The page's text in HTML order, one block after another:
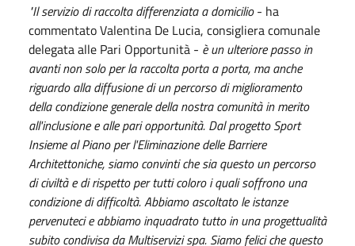
"Il servizio di raccolta differenziata a domicilio- ha
commentato Valentina De Lucia, consigliera comunale
delegata alle Pari Opportunità - è un ulteriore passo in
avanti non solo per la raccolta porta a porta, ma anche
riguardo alla diffusione di un percorso di miglioramento
della condizione generale della nostra comunità in merito
all'inclusione e alle pari opportunità. Dal progetto Sport
Insieme al Piano per l'Eliminazione delle Barriere
Architettoniche, siamo convinti che sia questo un percorso
di civiltà e di rispetto per tutti coloro i quali soffrono una
condizione di difficoltà. Abbiamo ascoltato le istanze
pervenuteci e abbiamo inquadrato tutto in una progettualità
subito condivisa da Multiservizi spa. Siamo felici che questo